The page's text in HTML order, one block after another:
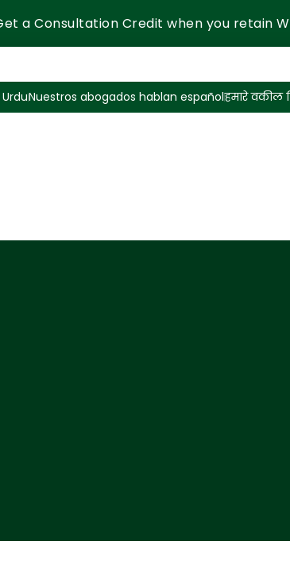
a Consultation Credit when you retain
Nuestros abogados hablan españolहमारे वकील